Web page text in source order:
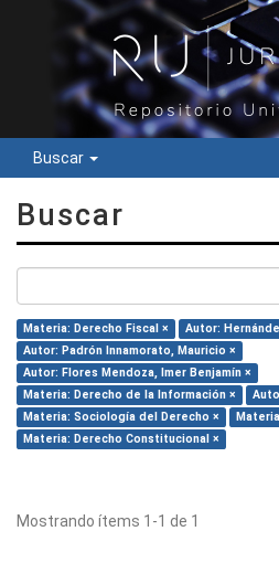
Buscar
Buscar
Materia: Derecho Fiscal ×
Autor:
Autor: Padrón Innamorato, Mauricio ×
Autor: Flores Mendoza, Imer Benjamín ×
Materia: Derecho de la Información ×
Materia: Sociología del Derecho ×
Materia: Derecho Constitucional ×
Mostrando ítems 1-1 de 1